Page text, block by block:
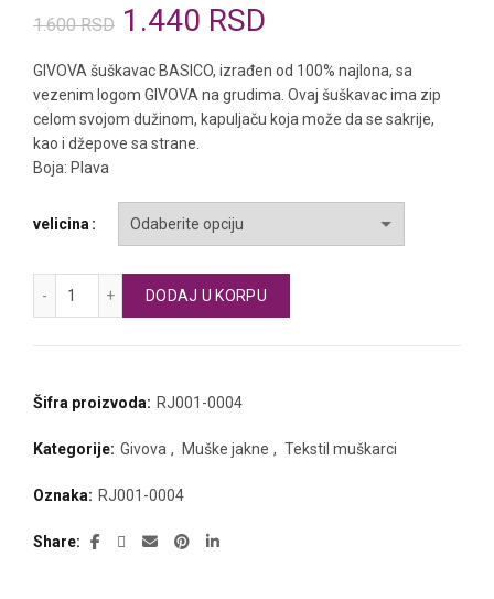
1.600RSD Originalna
cena
je
1.600 RSD.
1.440 RSD
cena
je:
GIVOVA šuškavac BASICO, izrađen od 100% najlona, sa
vezenim logom GIVOVA na grudima. Ovaj šuškavac ima zip
celom svojom dužinom, kapuljaču koja može da se sakrije,
kao i džepove sa strane.
Boja: Plava
velicina
GIVOVA fudbalski šuškavac BASICO količina
DODAJ U KORPU
Šifra proizvoda: RJ001-0004
Kategorije: Givova , Muške jakne , Tekstil muškarci
Oznaka: RJ001-0004
Share